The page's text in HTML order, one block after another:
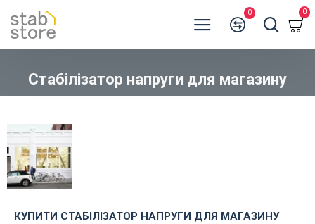
0 0
Стабілізатор напруги для магазину
КУПИТИ СТАБІЛІЗАТОР НАПРУГИ ДЛЯ МАГАЗИНУ